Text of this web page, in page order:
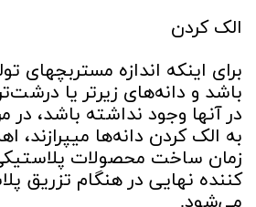
الک کردن
برای اینکه اندازه مستربچهای
باشد و دانه‌های زیرتر یا
در آنها وجود نداشته باشد، در
به الک کردن دانه‌ها میپرازند،
زمان ساخت محصولات
کننده نهایی در هنگام